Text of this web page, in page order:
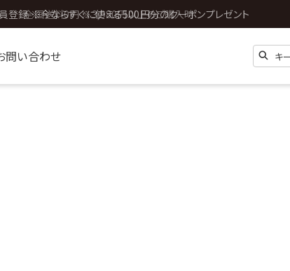
全国送料0円 ※3,980円以上のご購入時
問い合わせ